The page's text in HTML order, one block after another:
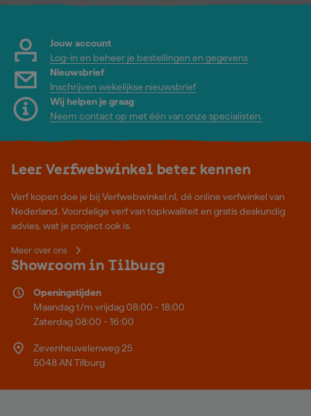
Jouw account
Log-in en beheer je bestellingen en gegevens
Nieuwsbrief
Inschrijven wekelijkse nieuwsbrief
Wij helpen je graag
Neem contact op met één van onze specialisten.
Leer Verfwebwinkel beter kennen
Verf kopen doe je bij Verfwebwinkel.nl, dé online verfwinkel van
Nederland. Voordelige verf van topkwaliteit en gratis deskundig
advies, wat je project ook is.
Meer over ons
Showroom in Tilburg
Openingstijden
Maandag t/m vrijdag 08:00 - 18:00
Zaterdag 08:00 - 16:00
Zevenheuvelenweg 25
5048 AN Tilburg